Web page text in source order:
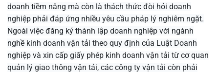
doanh tiềm năng mà còn là thách thức đòi hỏi doanh
nghiệp phải đáp ứng nhiều yêu cầu pháp lý nghiêm ngặt.
Ngoài việc đăng ký thành lập doanh nghiệp với ngành
nghề kinh doanh vận tải theo quy định của Luật Doanh
nghiệp và xin cấp giấy phép kinh doanh vận tải từ cơ quan
quản lý giao thông vận tải, các công ty vận tải còn phải